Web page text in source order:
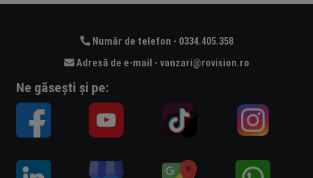
Număr de telefon - 0334.405.358
Adresă de e-mail - vanzari@rovision.ro
Ne găsești și pe: